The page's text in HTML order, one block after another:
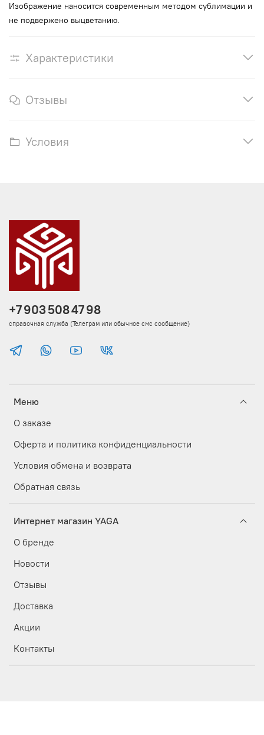
Изображение наносится современным методом сублимации и
не подвержено выцветанию.
Характеристики
Отзывы
Условия
Меню
О заказе
Оферта и политика конфиденциальности
Условия обмена и возврата
Обратная связь
Интернет магазин YAGA
О бренде
Новости
Отзывы
Доставка
Акции
Контакты
+7 903 508 47 98
справочная служба (Телеграм или обычное смс сообщение)